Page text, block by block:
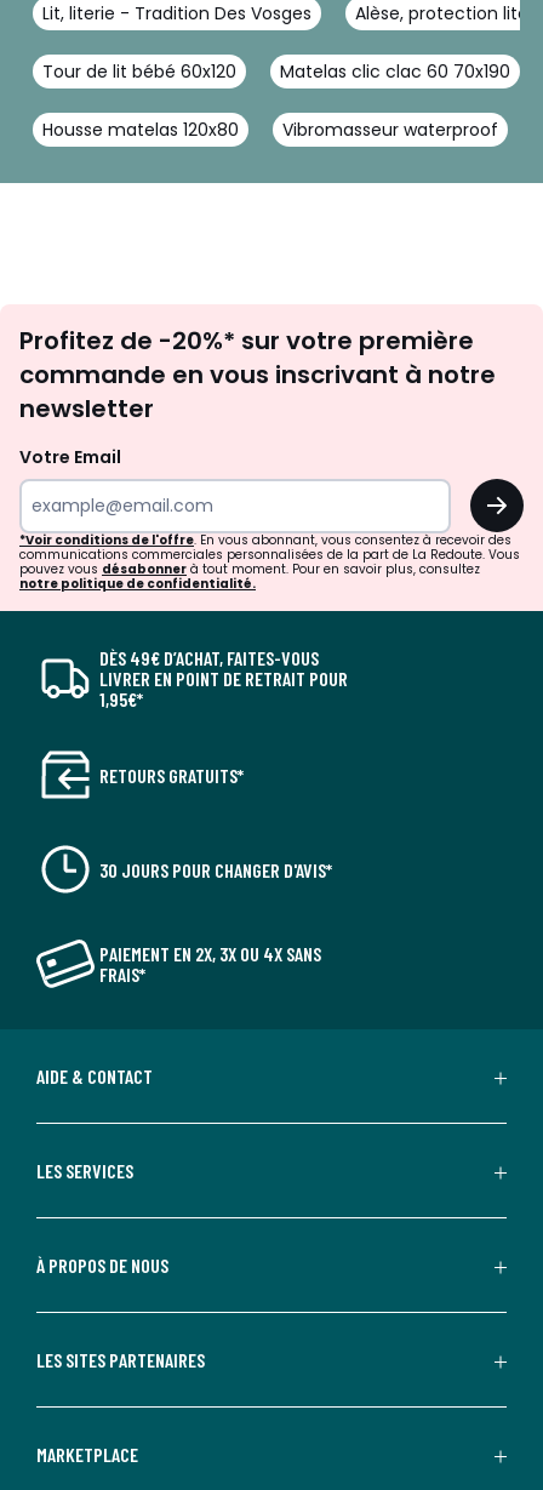
Lit, literie - Tradition Des Vosges Alèse, protection
Tour de lit bébé 60x120 Matelas clic clac 60 70x190
Housse matelas 120x80 Vibromasseur waterproof
newsletter
Profitez de -20%* sur votre première
commande en vous inscrivant à notre
newsletter
Votre Email
OK
*Voir conditions de l'offre. En vous abonnant, vous consentez à recevoir des
communications commerciales personnalisées de la part de La Redoute. Vous
pouvez vous désabonner à tout moment. Pour en savoir plus, consultez
notre politique de confidentialité.
DÈS 49€ D’ACHAT, FAITES-VOUS
LIVRER EN POINT DE RETRAIT POUR
1,95€*
RETOURS GRATUITS*
30 JOURS POUR CHANGER D'AVIS*
PAIEMENT EN 2X, 3X OU 4X SANS
FRAIS*
AIDE & CONTACT
LES SERVICES
À PROPOS DE NOUS
LES SITES PARTENAIRES
MARKETPLACE